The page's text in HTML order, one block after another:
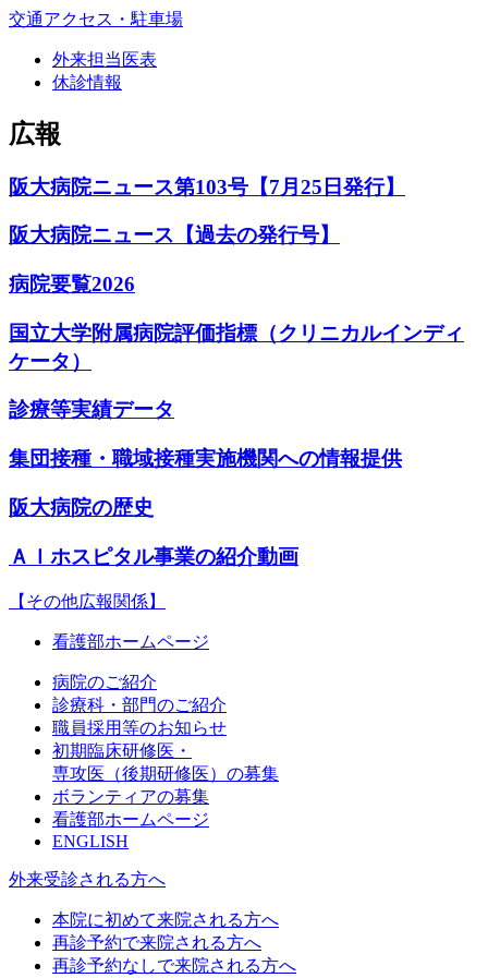
交通アクセス・駐車場
外来担当医表
休診情報
広報
阪大病院ニュース第103号【7月25日発行】
阪大病院ニュース【過去の発行号】
病院要覧2026
国立大学附属病院評価指標（クリニカルインディ
ケータ）
診療等実績データ
集団接種・職域接種実施機関への情報提供
阪大病院の歴史
ＡＩホスピタル事業の紹介動画
【その他広報関係】
看護部ホームページ
病院のご紹介
診療科・部門のご紹介
職員採用等のお知らせ
初期臨床研修医・
専攻医（後期研修医）の募集
ボランティアの募集
看護部ホームページ
ENGLISH
外来受診される方へ
本院に初めて来院される方へ
再診予約で来院される方へ
再診予約なしで来院される方へ